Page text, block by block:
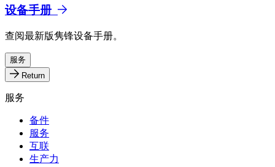
设备手册
查阅最新版隽锋设备手册。
服务
Return
服务
备件
服务
互联
生产力